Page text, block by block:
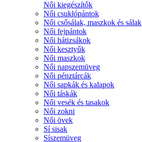
Női kiegészítők
Női csuklópántok
Női csősálak, maszkok és sálak
Női fejpántok
Női hátizsákok
Női kesztyűk
Női maszkok
Női napszemüveg
Női pénztárcák
Női sapkák és kalapok
Női táskák
Női vesék és tasakok
Női zokni
Női övek
Sí sisak
Síszemüveg